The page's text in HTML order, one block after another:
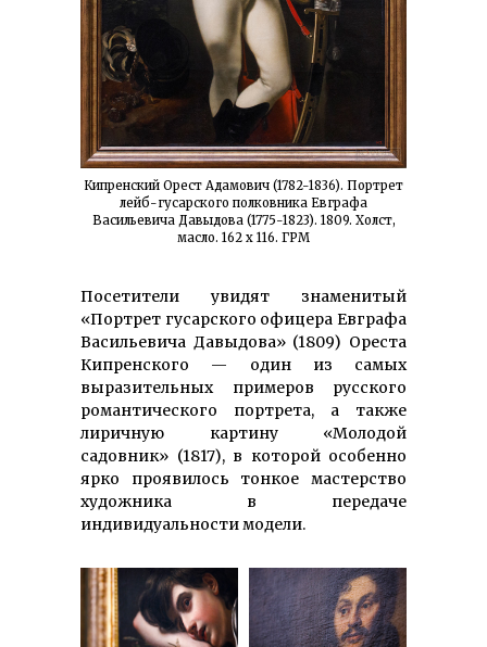
Кипренский Орест Адамович (1782-1836). Портрет
лейб-гусарского полковника Евграфа
Васильевича Давыдова (1775-1823). 1809. Холст,
масло. 162 x 116. ГРМ
Посетители увидят знаменитый
«Портрет гусарского офицера Евграфа
Васильевича Давыдова» (1809) Ореста
Кипренского — один из самых
выразительных примеров русского
романтического портрета, а также
лиричную картину «Молодой
садовник» (1817), в которой особенно
ярко проявилось тонкое мастерство
художника в передаче
индивидуальности модели.